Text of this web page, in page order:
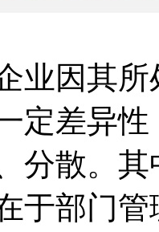
业因其
定差异
分散。
于部门